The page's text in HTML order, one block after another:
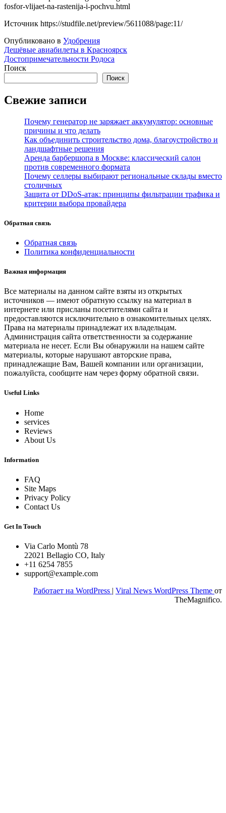
fosfor-vlijaet-na-rastenija-i-pochvu.html
Источник https://studfile.net/preview/5611088/page:11/
Опубликовано в Удобрения
Навигация
по
Дешёвые авиабилеты в Красноярск
Достопримечательности Родоса
Поиск
Поиск
Свежие записи
Почему генератор не заряжает аккумулятор: основные
причины и что делать
Как объединить строительство дома, благоустройство и
ландшафтные решения
Аренда барбершопа в Москве: классический салон
против современного формата
Почему селлеры выбирают региональные склады вместо
столичных
Защита от DDoS-атак: принципы фильтрации трафика и
критерии выбора провайдера
Обратная связь
Обратная связь
Политика конфиденциальности
Важная информация
Все материалы на данном сайте взяты из открытых
источников — имеют обратную ссылку на материал в
интернете или присланы посетителями сайта и
предоставляются исключительно в ознакомительных целях.
Права на материалы принадлежат их владельцам.
Администрация сайта ответственности за содержание
материала не несет. Если Вы обнаружили на нашем сайте
материалы, которые нарушают авторские права,
принадлежащие Вам, Вашей компании или организации,
пожалуйста, сообщите нам через форму обратной связи.
Useful Links
Home
services
Reviews
About Us
Information
FAQ
Site Maps
Privacy Policy
Contact Us
Get In Touch
Via Carlo Montù 78
22021 Bellagio CO, Italy
+11 6254 7855
support@example.com
Работает на WordPress | Viral News WordPress Theme от
TheMagnifico.